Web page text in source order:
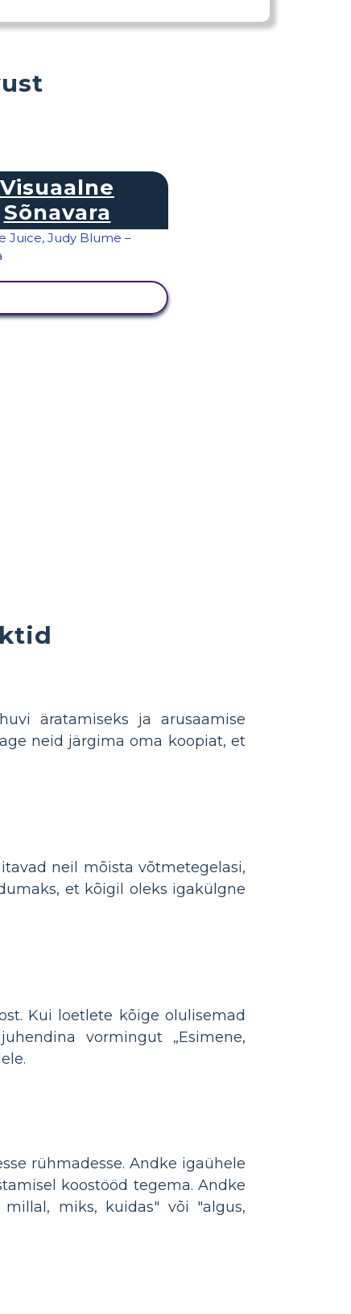
äratamiseks ja arusaamise
neid järgima oma koopiat, et
neil mõista võtmetegelasi,
et kõigil oleks igakülgne
Kui loetlete kõige olulisemad
vormingut „Esimene,
rühmadesse. Andke igaühele
koostööd tegema. Andke
miks, kuidas" või "algus,
Visuaalne
Sõnavara